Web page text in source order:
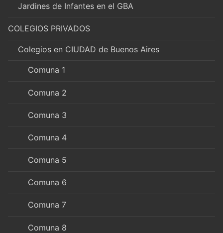
Jardines de Infantes en el GBA
COLEGIOS PRIVADOS
Colegios en CIUDAD de Buenos Aires
Comuna 1
Comuna 2
Comuna 3
Comuna 4
Comuna 5
Comuna 6
Comuna 7
Comuna 8